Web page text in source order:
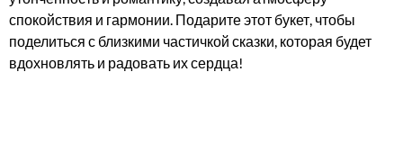
спокойствия и гармонии. Подарите этот букет, чтобы
поделиться с близкими частичкой сказки, которая будет
вдохновлять и радовать их сердца!